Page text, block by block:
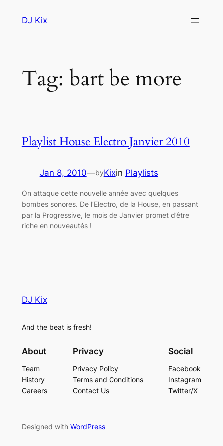
DJ Kix
Tag: bart be more
Playlist House Electro Janvier 2010
Jan 8, 2010—byKixin Playlists
On attaque cette nouvelle année avec quelques
bombes sonores. De l’Electro, de la House, en passant
par la Progressive, le mois de Janvier promet d’être
riche en nouveautés !
DJ Kix
And the beat is fresh!
About
Team
History
Careers
Privacy
Privacy Policy
Terms and Conditions
Contact Us
Social
Facebook
Instagram
Twitter/X
Designed with WordPress